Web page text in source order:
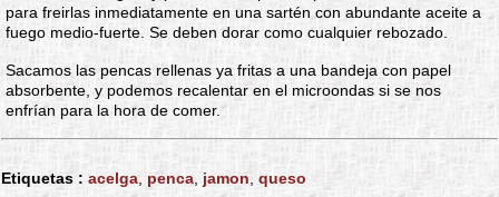
para freirlas inmediatamente en una sartén con abundante aceite a
fuego medio-fuerte. Se deben dorar como cualquier rebozado.
Sacamos las pencas rellenas ya fritas a una bandeja con papel
absorbente, y podemos recalentar en el microondas si se nos
enfrían para la hora de comer.
Etiquetas : acelga penca jamon queso